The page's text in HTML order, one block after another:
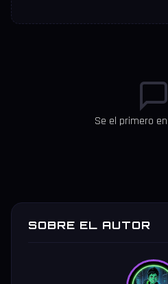
Se el primero
SOBRE EL AUTOR